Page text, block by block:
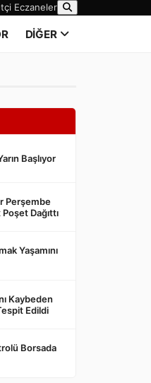
Eczaneler
DİĞER
Başlıyor
Perşembe
Poşet Dağıttı
Yaşamını
Kaybeden
Edildi
Borsada